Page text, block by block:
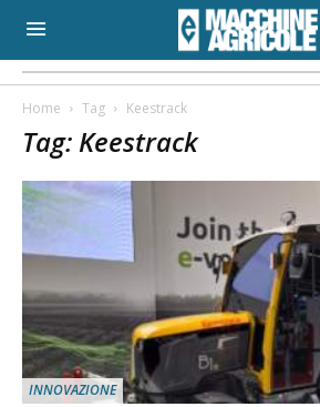
Home Tag Keestrack
Tag: Keestrack
INNOVAZIONE